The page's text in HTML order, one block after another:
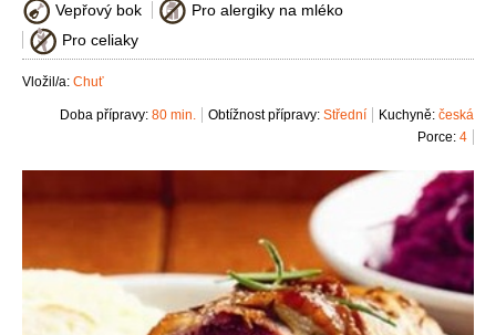
Vepřový bok
Pro alergiky na mléko
Pro celiaky
Vložil/a: Chuť
Kuchyně: česká
Obtížnost přípravy: Střední
Doba přípravy: 80 min.
Porce: 4